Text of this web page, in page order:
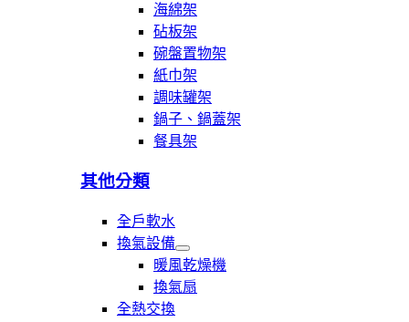
海綿架
砧板架
碗盤置物架
紙巾架
調味罐架
鍋子、鍋蓋架
餐具架
其他分類
全戶軟水
換氣設備
展
開
換
暖風乾燥機
換氣扇
全熱交換